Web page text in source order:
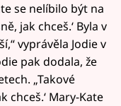
se nelíbilo být na
jak chceš.‘ Byla v
vyprávěla Jodie v
pak dodala, že
„Takové
chceš.‘ Mary-Kate